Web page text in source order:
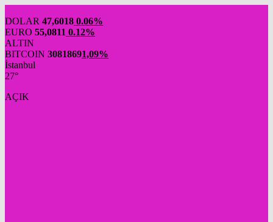
DOLAR 47,6018 0.06%
EURO 55,0811 0.12%
ALTIN
BITCOIN 30818691,09%
İstanbul
27°
AÇIK